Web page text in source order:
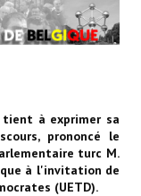
tient à exprimer sa
prononcé le
turc M.
à l'invitation de
(UETD).